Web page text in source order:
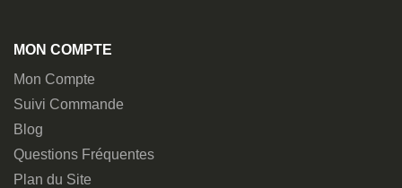
MON COMPTE
Mon Compte
Suivi Commande
Blog
Questions Fréquentes
Plan du Site